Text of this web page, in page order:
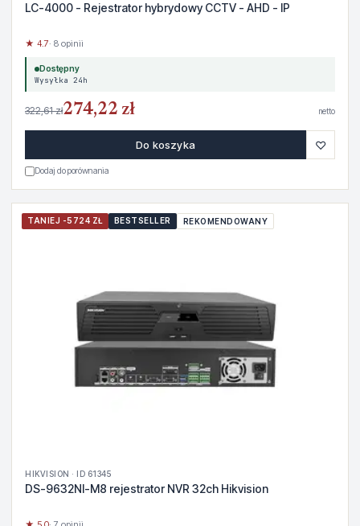
LC-4000 - Rejestrator hybrydowy CCTV - AHD - IP
★ 4.7· 8 opinii
Dostępny
Wysyłka 24h
322,61 zł274,22 zł netto
Do koszyka ♡
Dodaj do porównania
TANIEJ -5724 ZŁ BESTSELLER REKOMENDOWANY
HIKVISION · ID 61345
DS-9632NI-M8 rejestrator NVR 32ch Hikvision